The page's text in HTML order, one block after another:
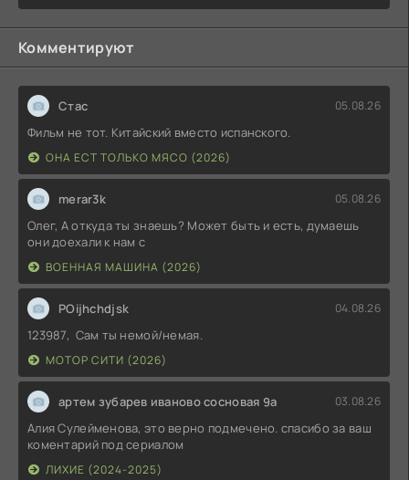
Комментируют
Стас 05.08.26
Фильм не тот. Китайский вместо испанского.
ОНА ЕСТ ТОЛЬКО МЯСО (2026)
merar3k 05.08.26
Олег, А откуда ты знаешь? Может быть и есть, думаешь
они доехали к нам с
ВОЕННАЯ МАШИНА (2026)
POijhchdjsk 04.08.26
123987, Сам ты немой/немая.
МОТОР СИТИ (2026)
артем зубарев иваново сосновая 9а 03.08.26
Алия Сулейменова, это верно подмечено. спасибо за ваш
коментарий под сериалом
ЛИХИЕ (2024-2025)